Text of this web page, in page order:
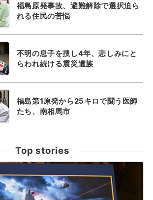
福島原発事故、避難解除で選択迫ら
れる住民の苦悩
不明の息子を捜し4年、悲しみにと
らわれ続ける震災遺族
福島第1原発から25キロで闘う医師
たち、南相馬市
Top stories